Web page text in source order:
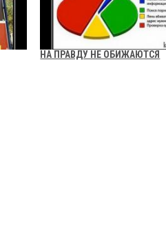
НА ПРАВДУ НЕ ОБИЖАЮТСЯ